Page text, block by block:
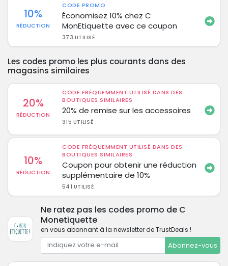
10%
RÉDUCTION
CODE PROMO
Économisez 10% chez C
MonEtiquette avec ce coupon
373 UTILISÉ
Les codes promo les plus courants dans des
magasins similaires
20%
RÉDUCTION
CODE FRÉQUEMMENT UTILISÉ DANS DES
BOUTIQUES SIMILAIRES
20% de remise sur les accessoires
315 UTILISÉ
10%
RÉDUCTION
CODE FRÉQUEMMENT UTILISÉ DANS DES
BOUTIQUES SIMILAIRES
Coupon pour obtenir une réduction
supplémentaire de 10%
541 UTILISÉ
Ne ratez pas les codes promo de C
Monetiquette
en vous abonnant à la newsletter de TrustDeals !
Abonnez-vous